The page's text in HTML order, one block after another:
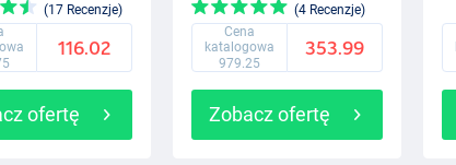
(17 Recenzje)
116.02
ofertę
(4 Recenzje)
Cena
katalogowa
979.25
353.99
Zobacz ofertę